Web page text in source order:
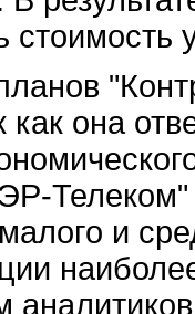
как она
и